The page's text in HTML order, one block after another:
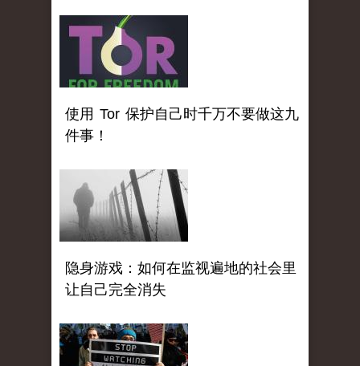
使用 Tor 保护自己时千万不要做这九
件事！
隐身游戏：如何在监视遍地的社会里
让自己完全消失